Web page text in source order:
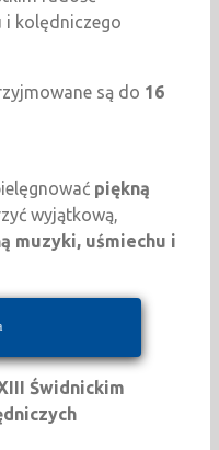
i kolędniczego
są do 16
piękną
wyjątkową,
muzyki, uśmiechu i
Świdnickim